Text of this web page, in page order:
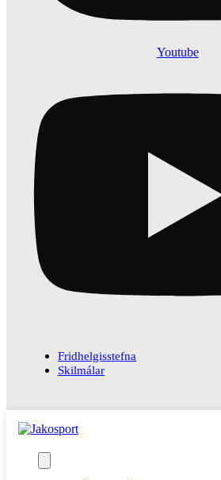
Youtube
Fridhelgisstefna
Skilmálar